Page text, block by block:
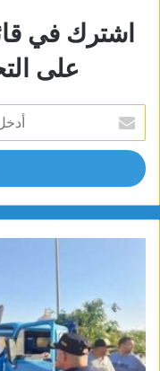
اشترك في
على
بريدك
الإلكتروني